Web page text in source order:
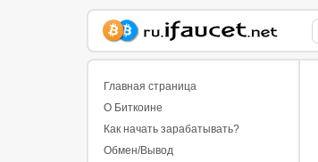
Сборщик Биткоина
самая большая
коллекция
Главная страница
О Биткоине
Как начать зарабатывать?
Обмен/Вывод